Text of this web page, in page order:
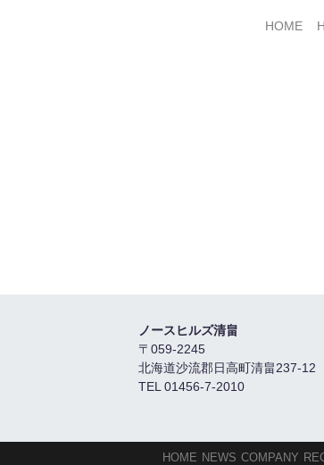
HOME
ノースヒルズ清畠
〒059-2245
北海道沙流郡日高町清畠237-12
TEL 01456-7-2010
HOME NEWS COMPANY